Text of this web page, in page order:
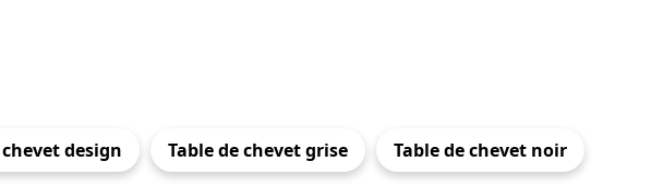
design Table de chevet grise Table de chevet noir